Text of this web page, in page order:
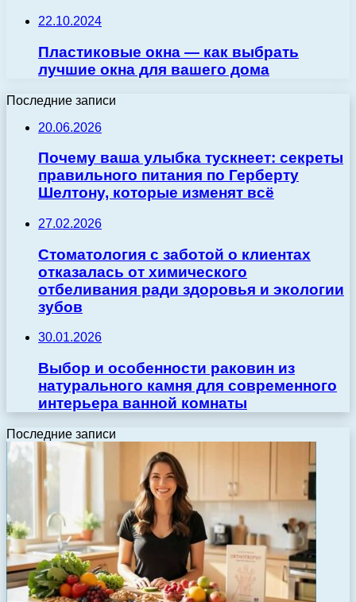
22.10.2024
Пластиковые окна — как выбрать
лучшие окна для вашего дома
Последние записи
20.06.2026
Почему ваша улыбка тускнеет: секреты
правильного питания по Герберту
Шелтону, которые изменят всё
27.02.2026
Стоматология с заботой о клиентах
отказалась от химического
отбеливания ради здоровья и экологии
зубов
30.01.2026
Выбор и особенности раковин из
натурального камня для современного
интерьера ванной комнаты
Последние записи